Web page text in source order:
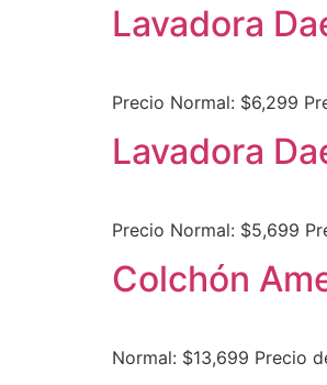
Lavadora
Precio Normal: $6,299
Lavadora
Precio Normal: $5,699
Colchón
Normal: $13,699 Precio